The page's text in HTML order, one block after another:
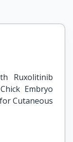
Ruxolitinib
Embryo
Cutaneous